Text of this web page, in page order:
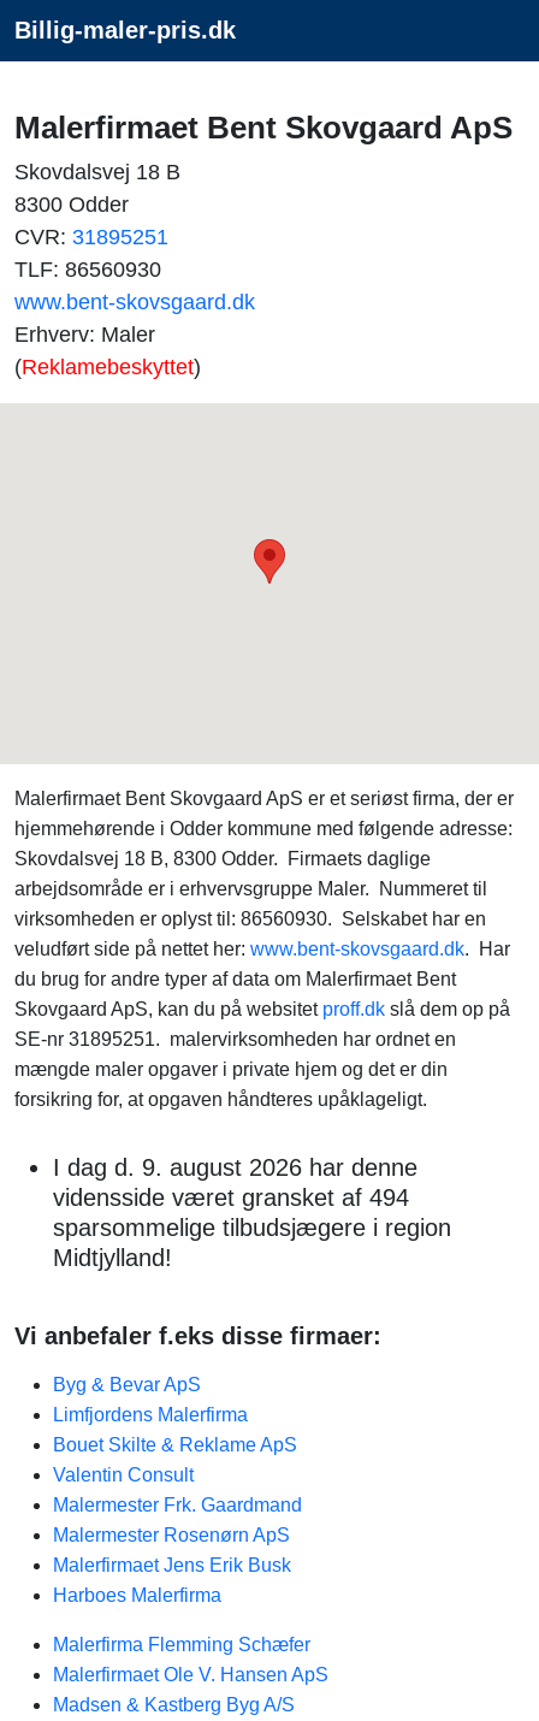
Billig-maler-pris.dk
Malerfirmaet Bent Skovgaard ApS
Skovdalsvej 18 B
8300 Odder
CVR: 31895251
TLF: 86560930
www.bent-skovsgaard.dk
Erhverv: Maler
(Reklamebeskyttet)
Malerfirmaet Bent Skovgaard ApS er et seriøst firma, der er
hjemmehørende i Odder kommune med følgende adresse:
Skovdalsvej 18 B, 8300 Odder. Firmaets daglige
arbejdsområde er i erhvervsgruppe Maler. Nummeret til
virksomheden er oplyst til: 86560930. Selskabet har en
veludført side på nettet her: www.bent-skovsgaard.dk. Har
du brug for andre typer af data om Malerfirmaet Bent
Skovgaard ApS, kan du på websitet proff.dk slå dem op på
SE-nr 31895251. malervirksomheden har ordnet en
mængde maler opgaver i private hjem og det er din
forsikring for, at opgaven håndteres upåklageligt.
I dag d. 9. august 2026 har denne
vidensside været gransket af 494
sparsommelige tilbudsjægere i region
Midtjylland!
Vi anbefaler f.eks disse firmaer:
Byg & Bevar ApS
Limfjordens Malerfirma
Bouet Skilte & Reklame ApS
Valentin Consult
Malermester Frk. Gaardmand
Malermester Rosenørn ApS
Malerfirmaet Jens Erik Busk
Harboes Malerfirma
Malerfirma Flemming Schæfer
Malerfirmaet Ole V. Hansen ApS
Madsen & Kastberg Byg A/S